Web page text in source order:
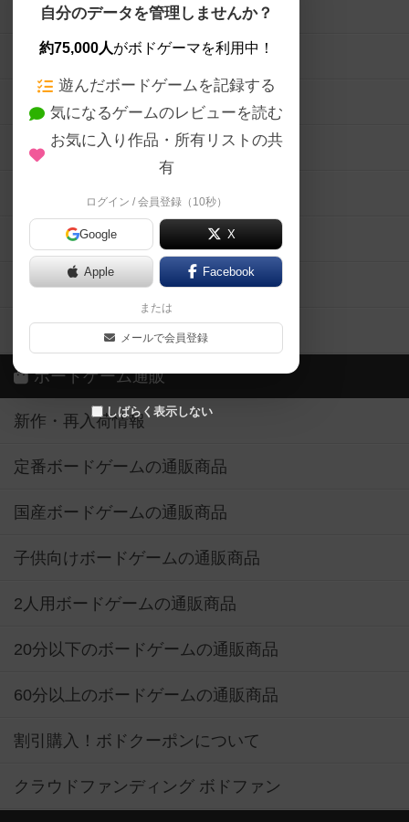
自分のデータを管理しませんか？
約75,000人がボドゲーマを利用中！
遊んだボードゲームを記録する
気になるゲームのレビューを読む
お気に入り作品・所有リストの共
有
ログイン / 会員登録（10秒）
Google X
Apple Facebook
または
メールで会員登録
しばらく表示しない
ボードゲームを検索する
ボードゲームの新着レビュー
ボードゲーム会情報
メカニクス特集
掲示板・トピックス
ボドとも・会員一覧
ボードゲーム業界コラム
ボドゲーマご利用案内
ボードゲーム通販
新作・再入荷情報
定番ボードゲームの通販商品
国産ボードゲームの通販商品
子供向けボードゲームの通販商品
2人用ボードゲームの通販商品
20分以下のボードゲームの通販商品
60分以上のボードゲームの通販商品
割引購入！ボドクーポンについて
クラウドファンディング ボドファン